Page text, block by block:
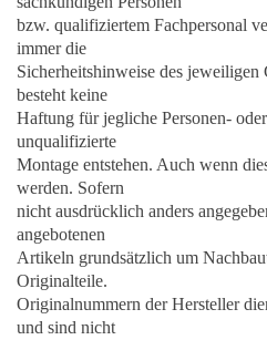
bzw. qualifiziertem Fachpersonal
immer die
Sicherheitshinweise des jeweiligen
besteht keine
Haftung für jegliche Personen-
unqualifizierte
Montage entstehen. Auch wenn
werden. Sofern
nicht ausdrücklich anders
angebotenen
Artikeln grundsätzlich um
Originalteile.
Originalnummern der Hersteller
und sind nicht